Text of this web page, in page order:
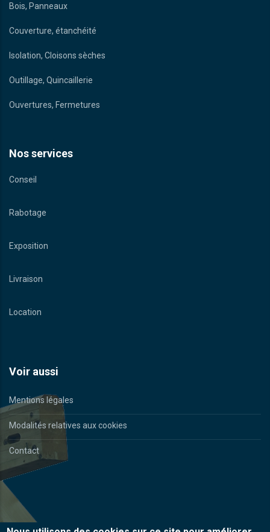
Bois, Panneaux
Couverture, étanchéité
Isolation, Cloisons sèches
Outillage, Quincaillerie
Ouvertures, Fermetures
Nos services
Conseil
Rabotage
Exposition
Livraison
Location
Voir aussi
Mentions légales
Modalités relatives aux cookies
Contact